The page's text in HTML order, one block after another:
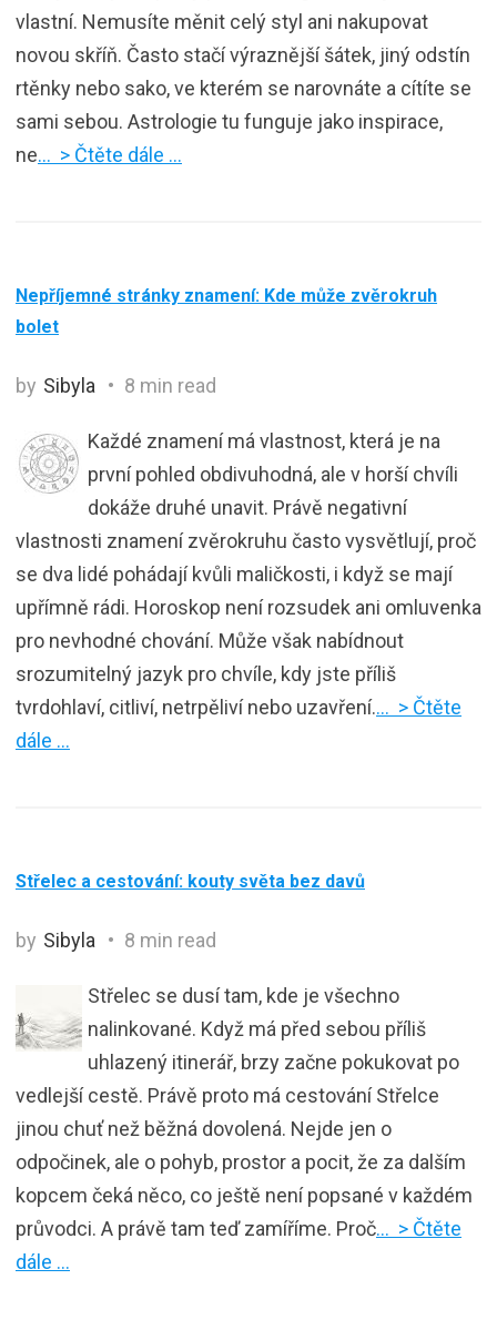
vlastní. Nemusíte měnit celý styl ani nakupovat
novou skříň. Často stačí výraznější šátek, jiný odstín
rtěnky nebo sako, ve kterém se narovnáte a cítíte se
sami sebou. Astrologie tu funguje jako inspirace,
ne… > Čtěte dále …
Nepříjemné stránky znamení: Kde může zvěrokruh
bolet
by Sibyla 8 min read
Každé znamení má vlastnost, která je na
první pohled obdivuhodná, ale v horší chvíli
dokáže druhé unavit. Právě negativní
vlastnosti znamení zvěrokruhu často vysvětlují, proč
se dva lidé pohádají kvůli maličkosti, i když se mají
upřímně rádi. Horoskop není rozsudek ani omluvenka
pro nevhodné chování. Může však nabídnout
srozumitelný jazyk pro chvíle, kdy jste příliš
tvrdohlaví, citliví, netrpěliví nebo uzavření.… > Čtěte
dále …
Střelec a cestování: kouty světa bez davů
by Sibyla 8 min read
Střelec se dusí tam, kde je všechno
nalinkované. Když má před sebou příliš
uhlazený itinerář, brzy začne pokukovat po
vedlejší cestě. Právě proto má cestování Střelce
jinou chuť než běžná dovolená. Nejde jen o
odpočinek, ale o pohyb, prostor a pocit, že za dalším
kopcem čeká něco, co ještě není popsané v každém
průvodci. A právě tam teď zamíříme. Proč… > Čtěte
dále …